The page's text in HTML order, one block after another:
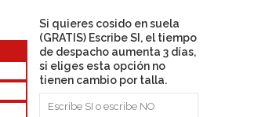
Si quieres cosido en suela
(GRATIS) Escribe SI, el tiempo
de despacho aumenta 3 días,
si eliges esta opción no
tienen cambio por talla.